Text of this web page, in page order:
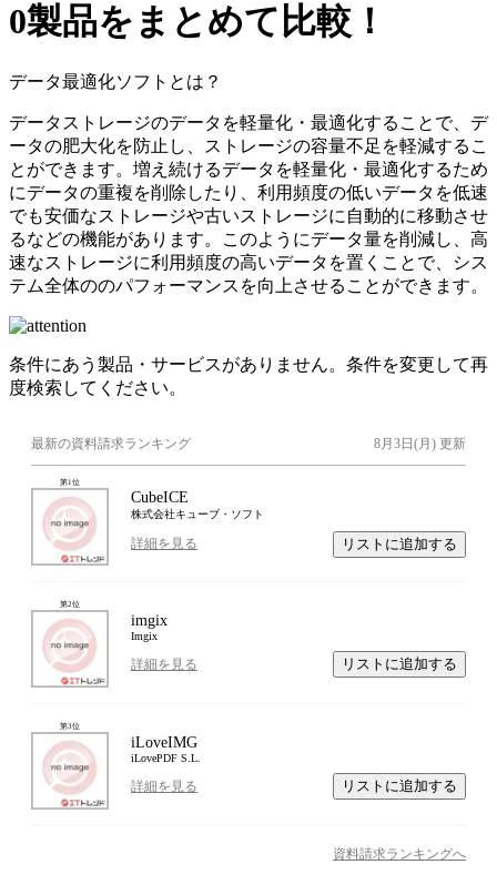
0製品をまとめて比較！
データ最適化ソフトとは？
データストレージのデータを軽量化・最適化することで、デ
ータの肥大化を防止し、ストレージの容量不足を軽減するこ
とができます。増え続けるデータを軽量化・最適化するため
にデータの重複を削除したり、利用頻度の低いデータを低速
でも安価なストレージや古いストレージに自動的に移動させ
るなどの機能があります。このようにデータ量を削減し、高
速なストレージに利用頻度の高いデータを置くことで、シス
テム全体ののパフォーマンスを向上させることができます。
条件にあう製品・サービスがありません。条件を変更して再
度検索してください。
最新の資料請求ランキング 8月3日(月) 更新
第1位
CubeICE
株式会社キューブ・ソフト
詳細を見る リストに追加する
第2位
imgix
Imgix
詳細を見る リストに追加する
第3位
iLoveIMG
iLovePDF S.L.
詳細を見る リストに追加する
資料請求ランキングへ